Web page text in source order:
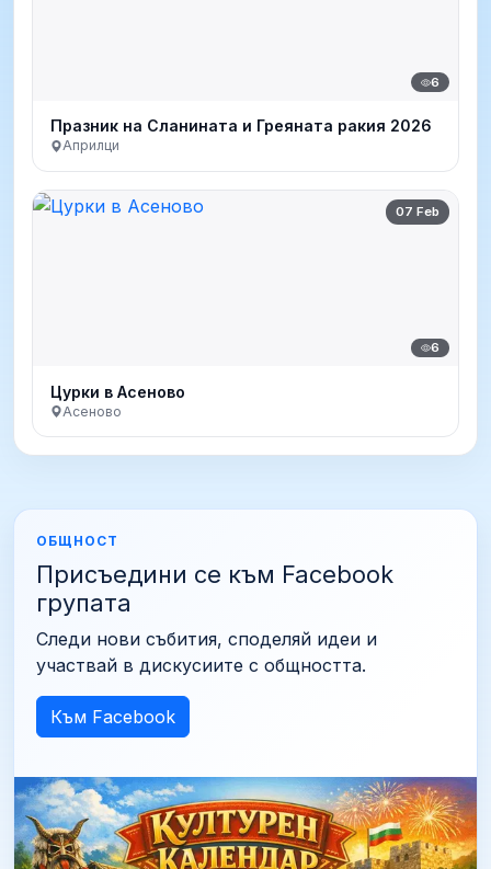
6
Празник на Сланината и Греяната ракия 2026
Априлци
07 Feb
6
Цурки в Асеново
Асеново
ОБЩНОСТ
Присъедини се към Facebook
групата
Следи нови събития, споделяй идеи и
участвай в дискусиите с общността.
Към Facebook